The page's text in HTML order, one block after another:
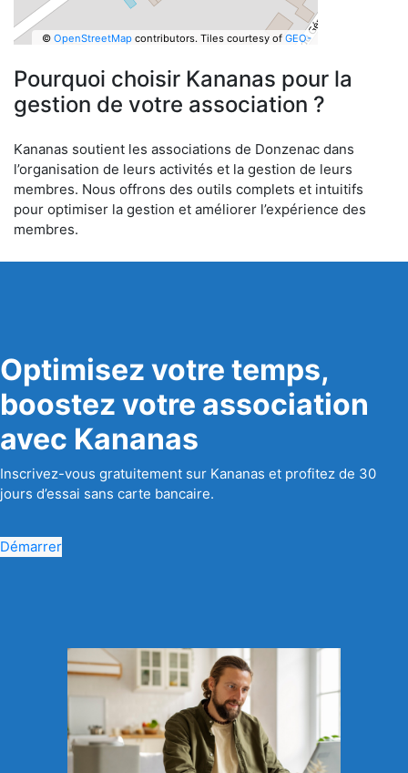
© OpenStreetMapcontributors. Tiles courtesy of GEO-
Pourquoi choisir Kananas pour la
gestion de votre association ?
Kananas soutient les associations de Donzenac dans
l’organisation de leurs activités et la gestion de leurs
membres. Nous offrons des outils complets et intuitifs
pour optimiser la gestion et améliorer l’expérience des
membres.
Optimisez votre temps,
boostez votre association
avec Kananas
Inscrivez-vous gratuitement sur Kananas et profitez de 30
jours d’essai sans carte bancaire.
Démarrer